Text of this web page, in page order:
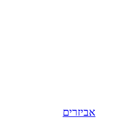
אביזרים